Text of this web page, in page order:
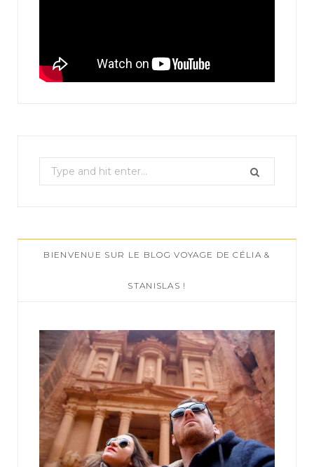
e
c
h
:
BIENVENUE SUR LE BLOG VOYAGE DE CÉLIA &
STANISLAS !